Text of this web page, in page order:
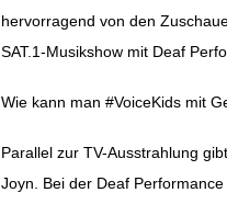
hervorragend von den
SAT.1-Musikshow mit Deaf
Wie kann man #VoiceKids mit
Parallel zur TV-Ausstrahlung
Joyn. Bei der Deaf